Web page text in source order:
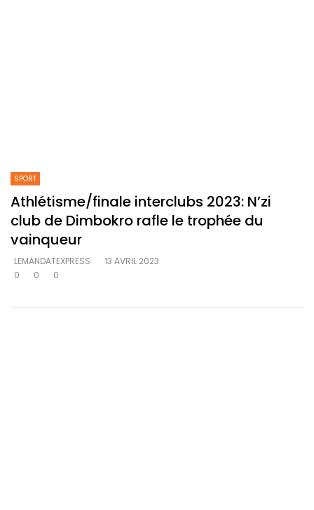
SPORT
Athlétisme/finale interclubs 2023: N’zi
club de Dimbokro rafle le trophée du
vainqueur
LEMANDATEXPRESS
13 AVRIL 2023
0
0 0